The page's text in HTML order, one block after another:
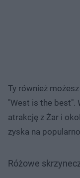
Ty również
"West is the best".
atrakcję z Żar i
zyska na
Różowe